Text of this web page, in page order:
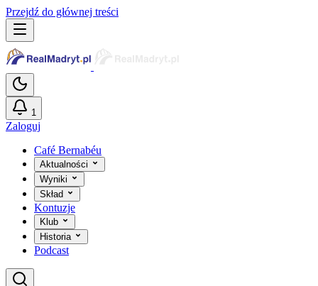
Przejdź do głównej treści
1
Zaloguj
Café Bernabéu
Aktualności
Wyniki
Skład
Kontuzje
Klub
Historia
Podcast